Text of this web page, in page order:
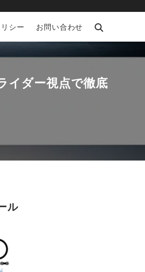
シー お問い合わせ
イダー視点で徹底
ル